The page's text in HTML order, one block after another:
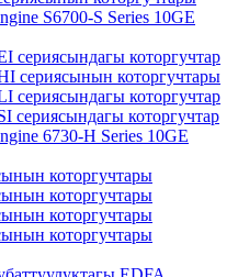
S6700-S Series 10GE
сериясындагы которгучтар
сериясынын которгучтары
сериясындагы которгучтар
сериясындагы которгучтар
6730-H Series 10GE
которгучтары
которгучтары
которгучтары
которгучтары